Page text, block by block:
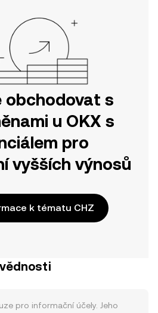
obchodovat s
u OKX s
pro
vyšších výnosů
k tématu CHZ
pro informační účely. Jeho